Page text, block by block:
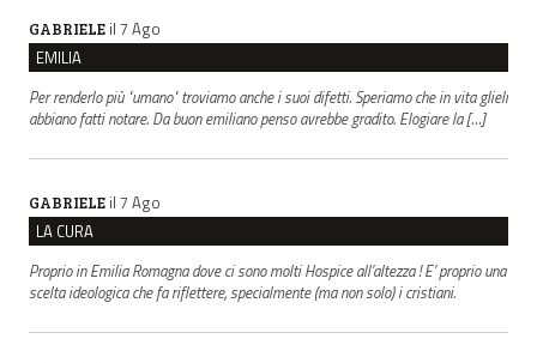
GABRIELE il 7 Ago
EMILIA
Per renderlo più "umano" troviamo anche i suoi difetti. Speriamo che in vita glieli
abbiano fatti notare. Da buon emiliano penso avrebbe gradito. Elogiare la […]
GABRIELE il 7 Ago
LA CURA
Proprio in Emilia Romagna dove ci sono molti Hospice all’altezza ! E’ proprio una
scelta ideologica che fa riflettere, specialmente (ma non solo) i cristiani.